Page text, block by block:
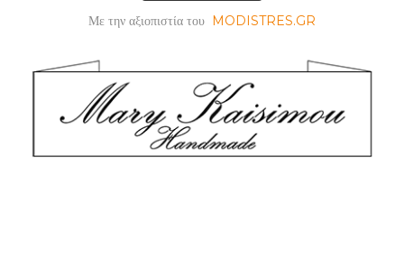
Με την αξιοπιστία του MODISTRES.GR